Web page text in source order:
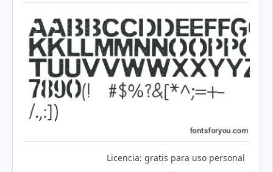
Licencia: gratis para uso personal